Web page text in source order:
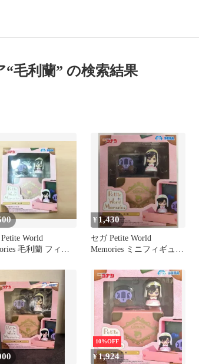
毛利蘭” の検索結果
World
毛利蘭 フィギ
¥ 1,430
セガ Petite World
Memories ミニフィギュア
10%OFF
¥1,924